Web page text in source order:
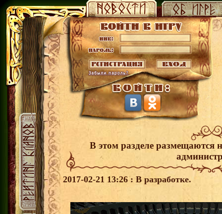
В этом разделе размещаются
2017-02-21 13:26 : В разработке.